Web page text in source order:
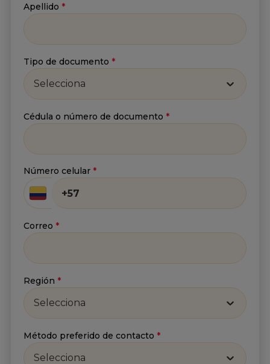
Apellido
Correo *
Política de tratamiento de
Enviar
Apellido *
Tipo de documento *
Selecciona
Cédula o número de documento *
Número celular *
Correo *
Región *
Selecciona
Método preferido de contacto *
Selecciona